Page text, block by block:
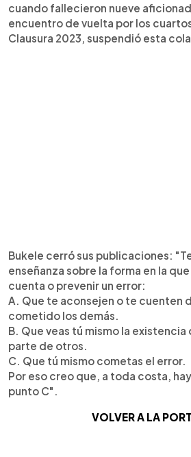
cuando fallecieron nueve
encuentro de vuelta por los
Clausura 2023, suspendió esta
Bukele cerró sus publicaciones:
enseñanza sobre la forma en la
cuenta o prevenir un error:
A. Que te aconsejen o te cuenten
cometido los demás.
B. Que veas tú mismo la
parte de otros.
C. Que tú mismo cometas el error.
Por eso creo que, a toda costa,
punto C".
VOLVER A LA